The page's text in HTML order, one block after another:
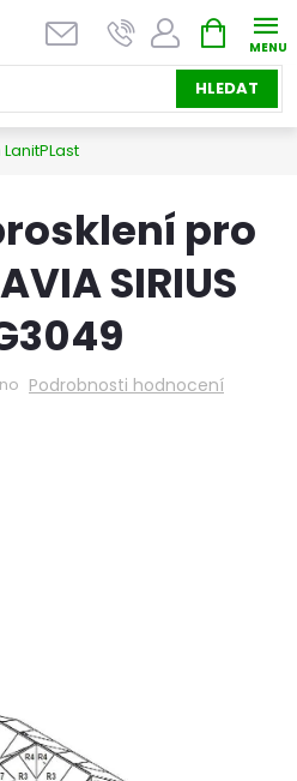
HLEDAT
NÁKUPNÍ
KOŠÍK
pro
SIRIUS
Podrobnosti hodnocení